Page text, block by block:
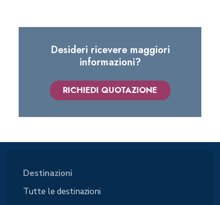
Desideri ricevere maggiori
informazioni?
RICHIEDI QUOTAZIONE
Destinazioni
Tutte le destinazioni